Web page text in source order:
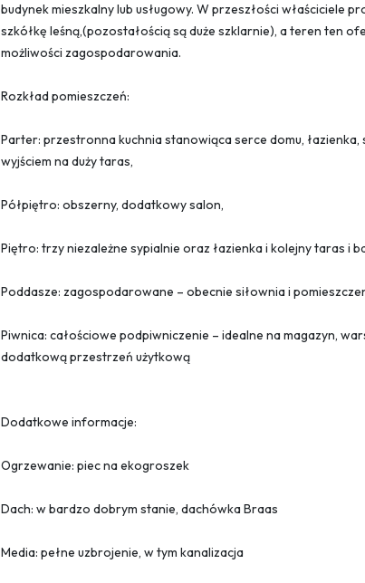
budynek mieszkalny lub usługowy. W przeszłości właściciele
szkółkę leśną,(pozostałością są duże szklarnie), a teren ten
możliwości zagospodarowania.
Rozkład pomieszczeń:
Parter: przestronna kuchnia stanowiąca serce domu, łazienka,
wyjściem na duży taras,
Półpiętro: obszerny, dodatkowy salon,
Piętro: trzy niezależne sypialnie oraz łazienka i kolejny taras i
Poddasze: zagospodarowane – obecnie siłownia i
Piwnica: całościowe podpiwniczenie – idealne na magazyn,
dodatkową przestrzeń użytkową
Dodatkowe informacje:
Ogrzewanie: piec na ekogroszek
Dach: w bardzo dobrym stanie, dachówka Braas
Media: pełne uzbrojenie, w tym kanalizacja